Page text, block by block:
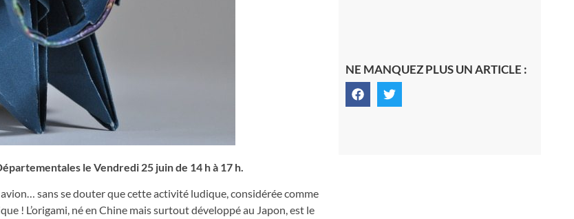
le Vendredi 25 juin de 14 h à 17 h.
sans se douter que cette activité ludique, considérée comme
! L’origami, né en Chine mais surtout développé au Japon, est le
NE MANQUEZ PLUS UN ARTICLE :